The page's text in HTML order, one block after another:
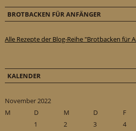
BROTBACKEN FÜR ANFÄNGER
Alle Rezepte der Blog-Reihe "Brotbacken für
KALENDER
November 2022
M
D M D F
1
2 3 4